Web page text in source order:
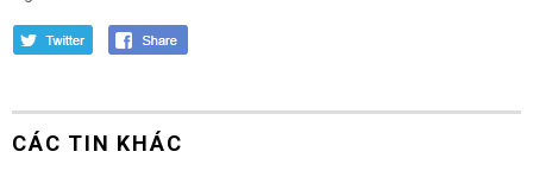
CÁC TIN KHÁC